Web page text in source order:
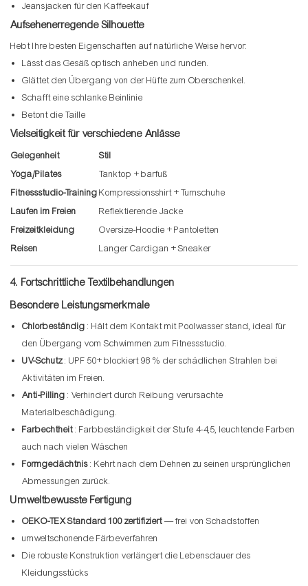
Jeansjacken für den Kaffeekauf
Aufsehenerregende Silhouette
Hebt Ihre besten Eigenschaften auf natürliche Weise hervor:
Lässt das Gesäß optisch anheben und runden.
Glättet den Übergang von der Hüfte zum Oberschenkel.
Schafft eine schlanke Beinlinie
Betont die Taille
Vielseitigkeit für verschiedene Anlässe
Gelegenheit
Stil
Yoga/Pilates
Tanktop + barfuß
Fitnessstudio-TrainingKompressionsshirt + Turnschuhe
Laufen im Freien
Reflektierende Jacke
Freizeitkleidung
Oversize-Hoodie + Pantoletten
Reisen
Langer Cardigan + Sneaker
4. Fortschrittliche Textilbehandlungen
Besondere Leistungsmerkmale
Chlorbeständig : Hält dem Kontakt mit Poolwasser stand, ideal für
den Übergang vom Schwimmen zum Fitnessstudio.
UV-Schutz: UPF 50+ blockiert 98 % der schädlichen Strahlen bei
Aktivitäten im Freien.
Anti-Pilling : Verhindert durch Reibung verursachte
Materialbeschädigung.
Farbechtheit: Farbbeständigkeit der Stufe 4-4,5, leuchtende Farben
auch nach vielen Wäschen
Formgedächtnis: Kehrt nach dem Dehnen zu seinen ursprünglichen
Abmessungen zurück.
Umweltbewusste Fertigung
OEKO-TEX Standard 100 zertifiziert— frei von Schadstoffen
umweltschonende Färbeverfahren
Die robuste Konstruktion verlängert die Lebensdauer des
Kleidungsstücks